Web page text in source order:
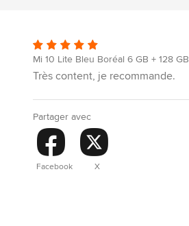
Mi 10 Lite Bleu Boréal 6 GB + 128 GB
Très content, je recommande.
Partager avec
Facebook X